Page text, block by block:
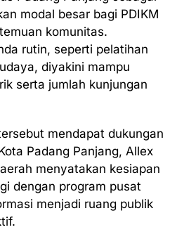
modal besar bagi PDIKM
komunitas.
rutin, seperti pelatihan
diyakini mampu
serta jumlah kunjungan
mendapat dukungan
Padang Panjang, Allex
menyatakan kesiapan
dengan program pusat
menjadi ruang publik